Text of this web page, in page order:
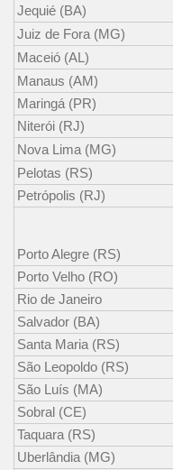
Jequié (BA)
Juiz de Fora (MG)
Maceió (AL)
Manaus (AM)
Maringá (PR)
Niterói (RJ)
Nova Lima (MG)
Pelotas (RS)
Petrópolis (RJ)
Porto Alegre (RS)
Porto Velho (RO)
Rio de Janeiro
Salvador (BA)
Santa Maria (RS)
São Leopoldo (RS)
São Luís (MA)
Sobral (CE)
Taquara (RS)
Uberlândia (MG)